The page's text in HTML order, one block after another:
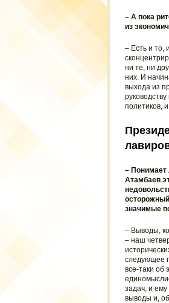
– А пока
из
– Есть и то,
ни те, ни
них. И
выхода из
политиков,
– Понимает
Атамбаев
значимые
– Выводы,
– наш
следующее
все-таки об
задач, и
выводы и,